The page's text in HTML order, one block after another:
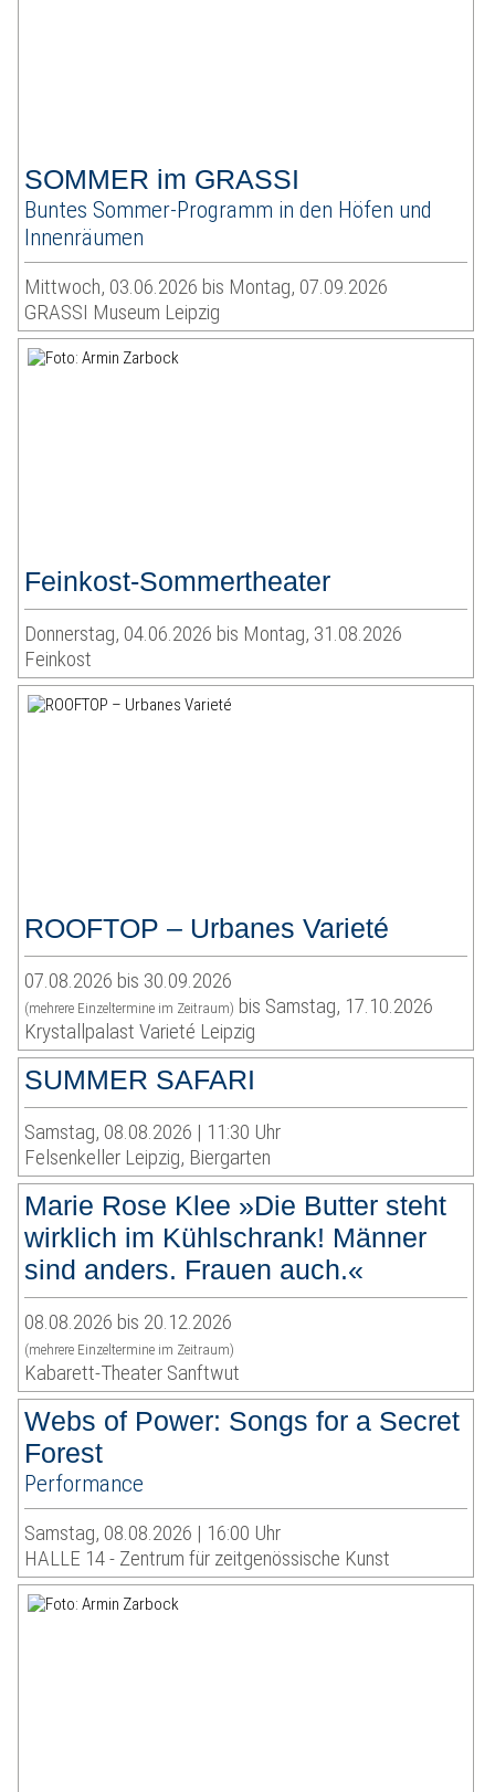
SOMMER im GRASSI
Buntes Sommer-Programm in den Höfen und
Innenräumen
Mittwoch, 03.06.2026 bis Montag, 07.09.2026
GRASSI Museum Leipzig
Feinkost-Sommertheater
Donnerstag, 04.06.2026 bis Montag, 31.08.2026
Feinkost
ROOFTOP – Urbanes Varieté
07.08.2026 bis 30.09.2026
(mehrere Einzeltermine im Zeitraum) bis Samstag, 17.10.2026
Krystallpalast Varieté Leipzig
SUMMER SAFARI
Samstag, 08.08.2026 | 11:30 Uhr
Felsenkeller Leipzig, Biergarten
Marie Rose Klee »Die Butter steht
wirklich im Kühlschrank! Männer
sind anders. Frauen auch.«
08.08.2026 bis 20.12.2026
(mehrere Einzeltermine im Zeitraum)
Kabarett-Theater Sanftwut
Webs of Power: Songs for a Secret
Forest
Performance
Samstag, 08.08.2026 | 16:00 Uhr
HALLE 14 - Zentrum für zeitgenössische Kunst